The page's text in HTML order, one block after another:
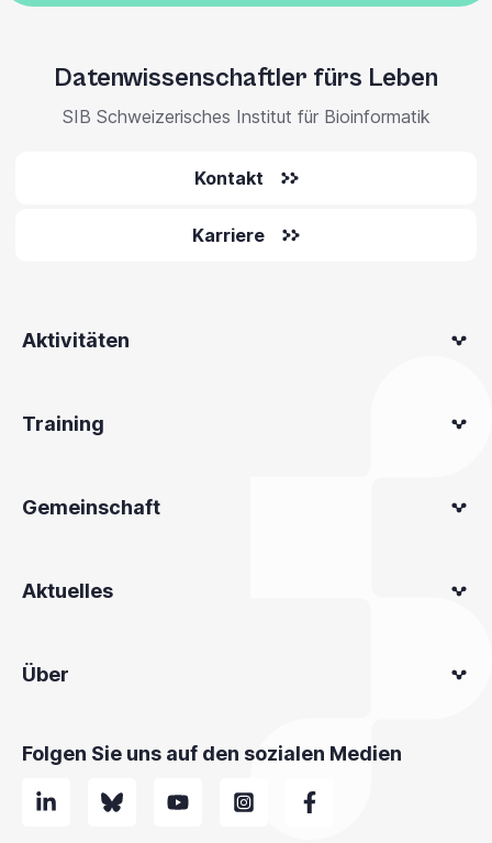
Datenwissenschaftler fürs Leben
SIB Schweizerisches Institut für Bioinformatik
Kontakt
Karriere
Aktivitäten
Training
Gemeinschaft
Aktuelles
Über
Folgen Sie uns auf den sozialen Medien